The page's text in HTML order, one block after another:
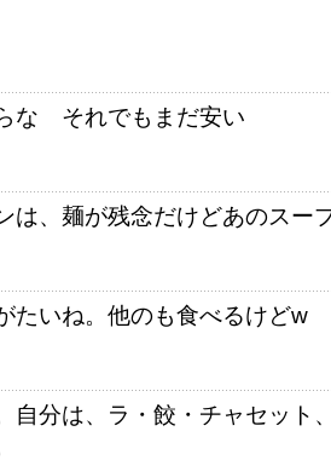
な それでもまだ安い
は、麺が残念だけどあのスー
たいね。他のも食べるけどw
自分は、ラ・餃・チャセット